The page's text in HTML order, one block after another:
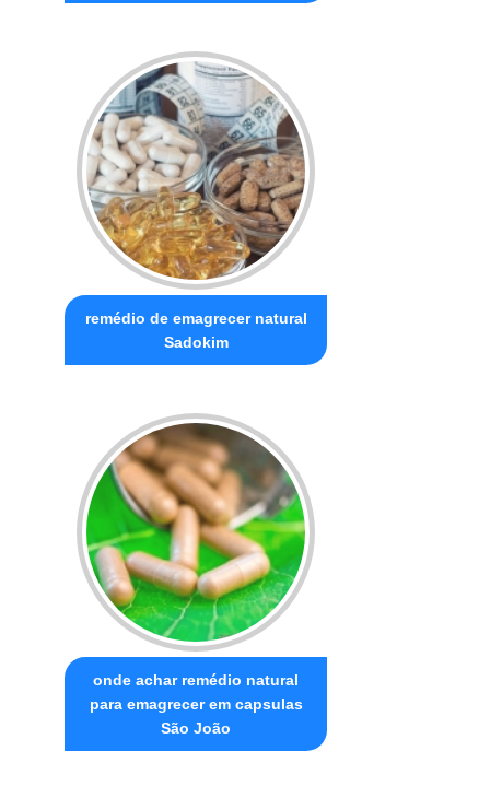
remédio de emagrecer natural
Sadokim
onde achar remédio natural
para emagrecer em capsulas
São João